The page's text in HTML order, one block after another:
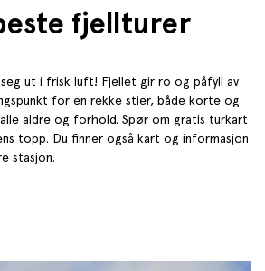
fjellturer
ut i frisk luft! Fjellet gir ro og påfyll av
for en rekke stier, både korte og
aldre og forhold. Spør om gratis turkart
topp. Du finner også kart og informasjon
stasjon.